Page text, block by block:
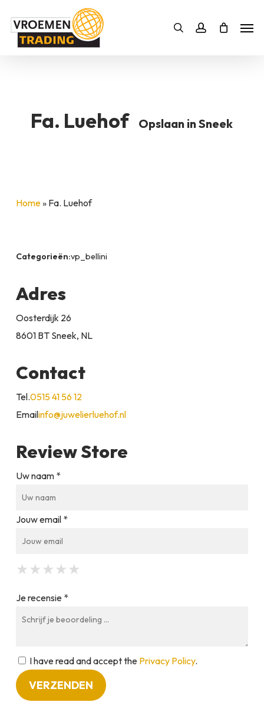
Zoekenaccount
Bestelling SLUITEN
Fa. Luehof Opslaan in Sneek
Home» Fa. Luehof
Categorieën:vp_bellini
Adres
Oosterdijk 26
8601 BT Sneek, NL
Contact
Tel.0515 41 56 12
Emailinfo@juwelierluehof.nl
Review Store
Uw naam *
Jouw email *
★
★ ★
★ ★ ★
★ ★ ★ ★
★ ★ ★ ★ ★
Je recensie *
I have read and accept the Privacy Policy.